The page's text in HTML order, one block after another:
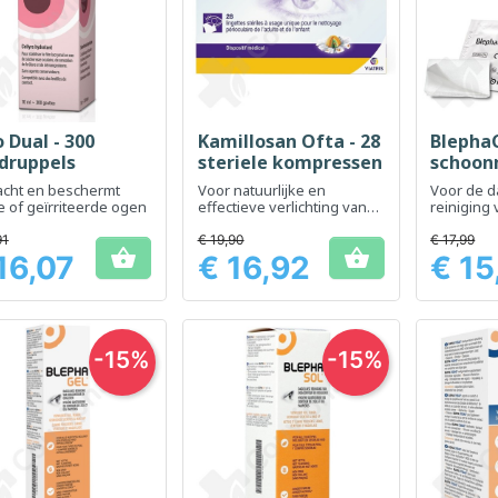
Snel bekijken
Dual - 300
en beschermt
of geïrriteerde ogen

 Snel bekijken
Kamillosan Ofta - 28
steriele kompressen
Voor natuurlijke en
effectieve verlichting van
Prijs
€ 19,90
€ 16,92 

Voor de
reiniging
Prijs
€ 17,99
€
-15% -15%